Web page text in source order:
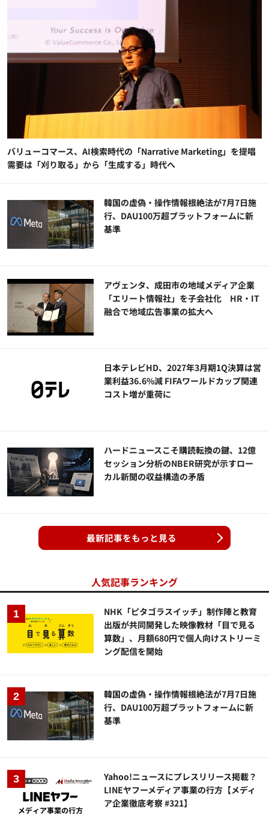
バリューコマース、AI検索時代の「Narrative Marketing」を提唱
需要は「刈り取る」から「生成する」時代へ
韓国の虚偽・操作情報根絶法が7月7日施
行、DAU100万超プラットフォームに新
基準
アヴェンタ、成田市の地域メディア企業
「エリート情報社」を子会社化 HR・IT
融合で地域広告事業の拡大へ
日本テレビHD、2027年3月期1Q決算は営
業利益36.6%減 FIFAワールドカップ関連
コスト増が重荷に
ハードニュースこそ購読転換の鍵、12億
セッション分析のNBER研究が示すロー
カル新聞の収益構造の矛盾
最新記事をもっと見る
人気記事ランキング
NHK「ピタゴラスイッチ」制作陣と教育
出版が共同開発した映像教材「目で見る
算数」、月額680円で個人向けストリーミ
ング配信を開始
韓国の虚偽・操作情報根絶法が7月7日施
行、DAU100万超プラットフォームに新
基準
Yahoo!ニュースにプレスリリース掲載？
LINEヤフーメディア事業の行方【メディ
ア企業徹底考察 #321】